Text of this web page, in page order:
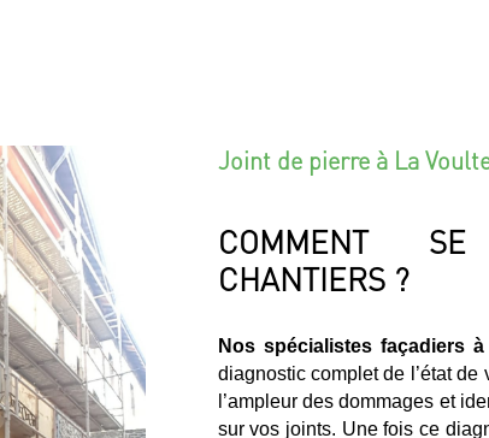
Joint de pierre à La
COMMENT
CHANTIERS ?
Nos spécialistes façadiers
diagnostic complet de l’état
l’ampleur des dommages et
sur vos joints. Une fois ce